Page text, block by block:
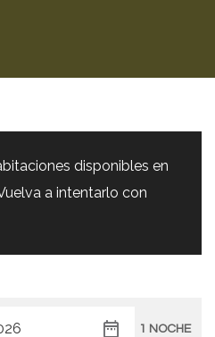
disponibles en
a intentarlo con
1 NOCHE